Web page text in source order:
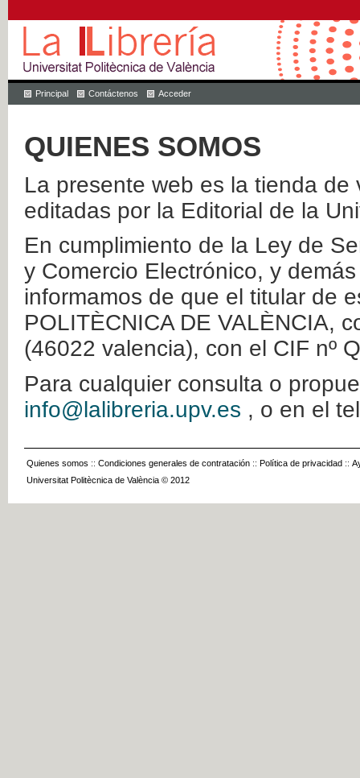
Principal Contáctenos Acceder
QUIENES SOMOS
La presente web es la tienda
editadas por la Editorial de la
En cumplimiento de la Ley de
y Comercio Electrónico, y
informamos de que el titular de
POLITÈCNICA DE VALÈNCIA,
(46022 valencia), con el CIF nº
Para cualquier consulta o
info@lalibreria.upv.es , o en el
Quienes somos :: Condiciones generales de contratación :: Política de privacidad ::
Universitat Politècnica de València © 2012